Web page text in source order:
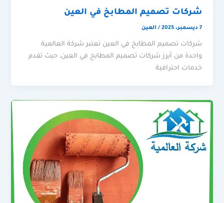
شركات تصميم المطابخ في العين
7 ديسمبر، 2025 / العين
شركات تصميم المطابخ في العين تعتبر شركة العالمية
واحدة من أبرز شركات تصميم المطابخ في العين، حيث تقدم
خدمات احترافية